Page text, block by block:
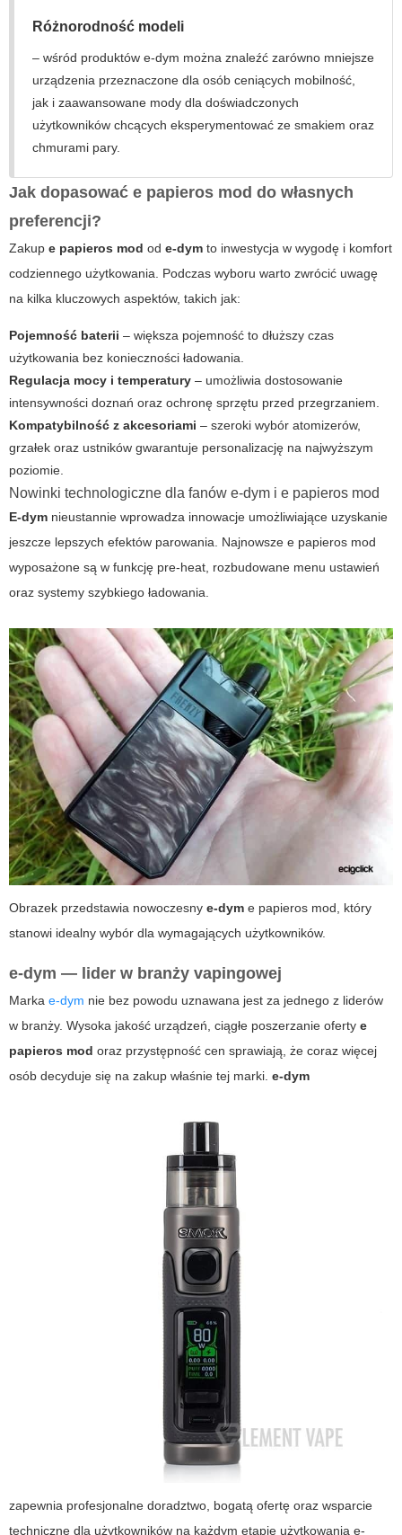
Różnorodność modeli
– wśród produktów e-dym można znaleźć zarówno mniejsze
urządzenia przeznaczone dla osób ceniących mobilność,
jak i zaawansowane mody dla doświadczonych
użytkowników chcących eksperymentować ze smakiem oraz
chmurami pary.
Jak dopasować e papieros mod do własnych
preferencji?
Zakup e papieros mod od e-dym to inwestycja w wygodę i komfort
codziennego użytkowania. Podczas wyboru warto zwrócić uwagę
na kilka kluczowych aspektów, takich jak:
Pojemność baterii – większa pojemność to dłuższy czas
użytkowania bez konieczności ładowania.
Regulacja mocy i temperatury – umożliwia dostosowanie
intensywności doznań oraz ochronę sprzętu przed przegrzaniem.
Kompatybilność z akcesoriami – szeroki wybór atomizerów,
grzałek oraz ustników gwarantuje personalizację na najwyższym
poziomie.
Nowinki technologiczne dla fanów e-dym i e papieros mod
E-dym nieustannie wprowadza innowacje umożliwiające uzyskanie
jeszcze lepszych efektów parowania. Najnowsze e papieros mod
wyposażone są w funkcję pre-heat, rozbudowane menu ustawień
oraz systemy szybkiego ładowania.
Obrazek przedstawia nowoczesny e-dym e papieros mod, który
stanowi idealny wybór dla wymagających użytkowników.
e-dym — lider w branży vapingowej
Marka e-dym nie bez powodu uznawana jest za jednego z liderów
w branży. Wysoka jakość urządzeń, ciągłe poszerzanie oferty e
papieros mod oraz przystępność cen sprawiają, że coraz więcej
osób decyduje się na zakup właśnie tej marki. e-dym
zapewnia profesjonalne doradztwo, bogatą ofertę oraz wsparcie
techniczne dla użytkowników na każdym etapie użytkowania e-